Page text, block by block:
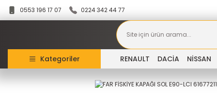
0553 196 17 07 0224 342 44 77
Kategoriler RENAULT DACİA NİSSAN